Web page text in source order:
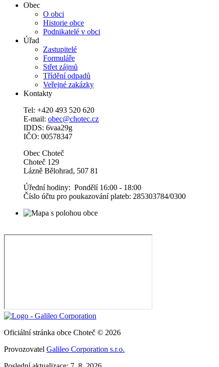
Obec
O obci
Historie obce
Podnikatelé v obci
Úřad
Zastupitelé
Formuláře
Střet zájmů
Třídění odpadů
Veřejné zakázky
Kontakty
Tel: +420 493 520 620
E-mail: obec@chotec.cz
IDDS: 6vaa29g
IČO: 00578347
Obec Choteč
Choteč 129
Lázně Bělohrad, 507 81
Úřední hodiny: Pondělí 16:00 - 18:00
Číslo účtu pro poukazování plateb: 285303784/0300
Oficiální stránka obce Choteč © 2026
Provozovatel Galileo Corporation s.r.o.